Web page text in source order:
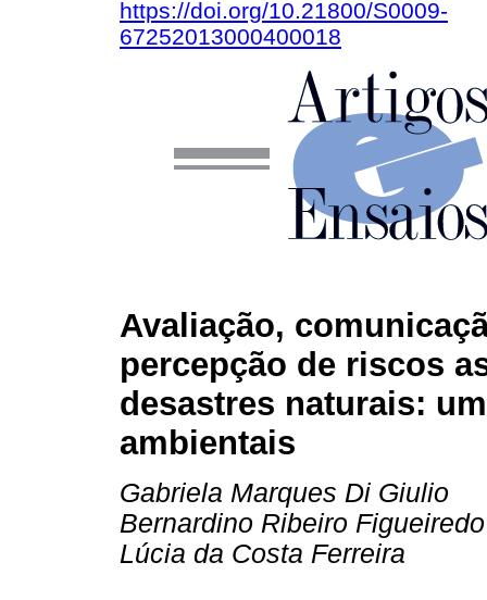
https://doi.org/10.21800/S0009-
67252013000400018
Avaliação,
percepção de riscos
desastres naturais:
ambientais
Gabriela Marques Di Giulio
Bernardino Ribeiro Figueiredo
Lúcia da Costa Ferreira